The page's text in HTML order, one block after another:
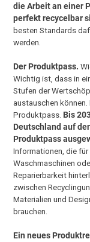
die Arbeit an einer
perfekt recycelbar
besten Standards
werden.
Der Produktpass.
Wichtig ist, dass in
Stufen der
austauschen
Produktpass. Bis
Deutschland auf
Produktpass
Informationen, die
Waschmaschinen
Reparierbarkeit
zwischen
Materialien und
brauchen.
Ein neues